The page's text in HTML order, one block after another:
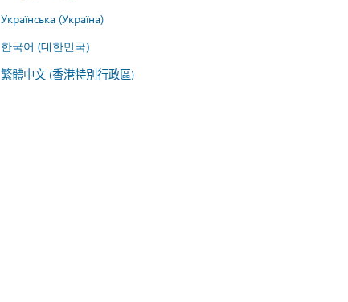
Українська (Україна)
한국어 (대한민국)
繁體中文 (香港特別行政區)